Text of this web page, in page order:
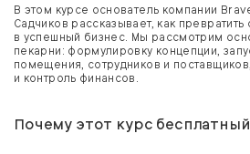
В этом курсе основатель компании
Садчиков рассказывает, как превратить
в успешный бизнес. Мы рассмотрим
пекарни: формулировку концепции,
помещения, сотрудников и
и контроль финансов.
Почему этот курс бесплатный